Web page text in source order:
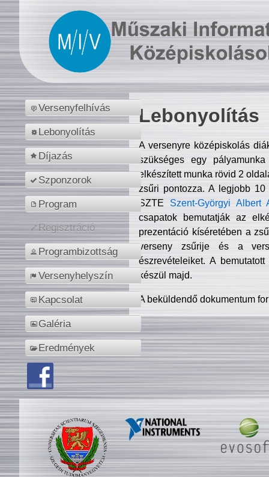
Versenyfelhívás
Lebonyolítás
Díjazás
Szponzorok
Program
Regisztráció
Programbizottság
Versenyhelyszín
Kapcsolat
Galéria
Eredmények
Lebonyolítás
A versenyre középiskolás
szükséges egy
elkészített munka rövid 2
zsűri pontozza. A legjobb
SZTE Szent-Györgyi Albert
csapatok bemutatják az
prezentáció kíséretében a
verseny zsűrije és a
észrevételeiket. A
készül majd.
A beküldendő dokumentum